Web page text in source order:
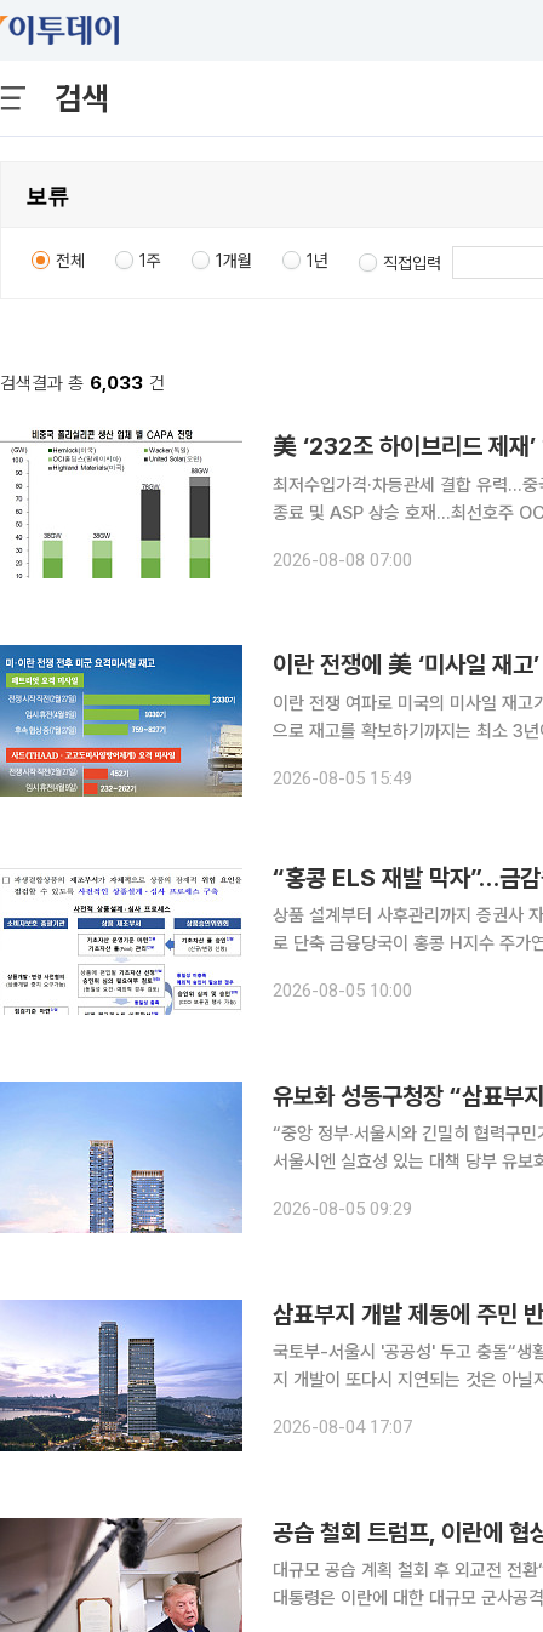
검색
전체 1주 1개월 1년 직접입력
검색결과 총 6,033 건
美 ‘232조 하이브리드 제재
최저수입가격·차등관세 결합 유력…
종료 및 ASP 상승 호재…최선호주 OCI홀딩스·한화솔루션 미
에 짓눌렸던 국내 태양광 업계에 반등
2026-08-08 07:00
이란 전쟁에 美 ‘미사일 재
이란 전쟁 여파로 미국의 미사일 재고
으로 재고를 확보하기까지는 최소 3
복수의 소식통을 인용해 사드
2026-08-05 15:49
“홍콩 ELS 재발 막자”…금
상품 설계부터 사후관리까지 증권사
로 단축 금융당국이 홍콩 H지수 주가연계증권(ELS) 투자자 손실 사태 재발을 막기 위해 파생결합상
안이 핵심이다. 금융감독원
2026-08-05 10:00
유보화 성동구청장 “삼표부
“중앙 정부‧서울시와 긴밀히 협력구
서울시엔 실효성 있는 대책 당부 유보화 서울특별시 성동구청장이 성수동 삼표레미콘 부지 복합개
2026-08-05 09:29
삼표부지 개발 제동에 주민
국토부-서울시 '공공성' 두고 충돌“생활 인프라 부족
지 개발이 또다시 지연되는 것은 아닐
2026-08-04 17:07
공습 철회 트럼프, 이란에
대규모 공습 계획 철회 후 외교전 전환“호르무
대통령은 이란에 대한 대규모 군사공